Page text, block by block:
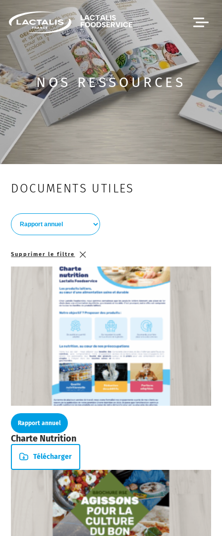
Passer le menu
NOS RESSOURCES
DOCUMENTS UTILES
Supprimer le filtre
Rapport annuel
Charte Nutrition
Télécharger